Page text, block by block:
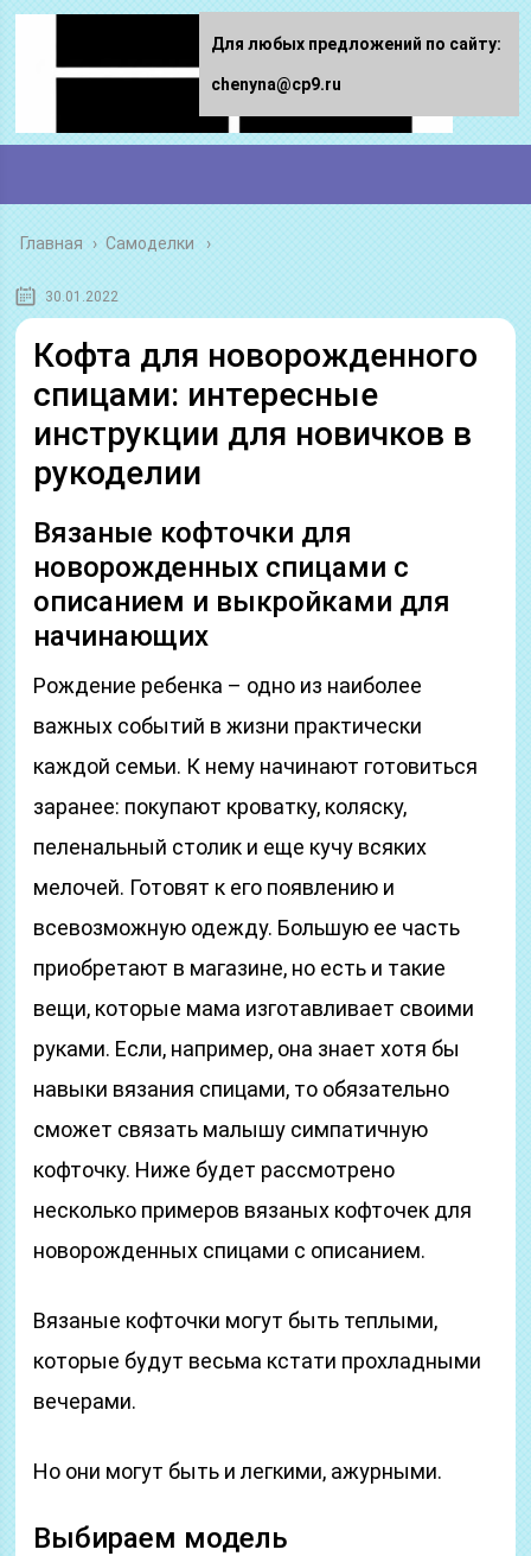
Главная › Самоделки
30.01.2022
Кофта для новорожденного
спицами: интересные
инструкции для новичков в
рукоделии
Вязаные кофточки для
новорожденных спицами с
описанием и выкройками для
начинающих
Рождение ребенка – одно из наиболее
важных событий в жизни практически
каждой семьи. К нему начинают готовиться
заранее: покупают кроватку, коляску,
пеленальный столик и еще кучу всяких
мелочей. Готовят к его появлению и
всевозможную одежду. Большую ее часть
приобретают в магазине, но есть и такие
вещи, которые мама изготавливает своими
руками. Если, например, она знает хотя бы
навыки вязания спицами, то обязательно
сможет связать малышу симпатичную
кофточку. Ниже будет рассмотрено
несколько примеров вязаных кофточек для
новорожденных спицами с описанием.
Вязаные кофточки могут быть теплыми,
которые будут весьма кстати прохладными
вечерами.
Но они могут быть и легкими, ажурными.
Выбираем модель
Для любых предложений по сайту:
chenyna@cp9.ru